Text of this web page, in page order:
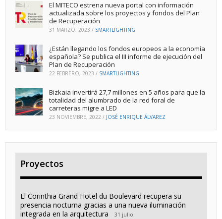
El MITECO estrena nueva portal con información
actualizada sobre los proyectos y fondos del Plan
de Recuperación
31 MARZO, 2023 / SMARTLIGHTING
¿Están llegando los fondos europeos a la economía
española? Se publica el III informe de ejecución del
Plan de Recuperación
22 FEBRERO, 2023 / SMARTLIGHTING
Bizkaia invertirá 27,7 millones en 5 años para que la
totalidad del alumbrado de la red foral de
carreteras migre a LED
23 NOVIEMBRE, 2022 / JOSÉ ENRIQUE ÁLVAREZ
Proyectos
El Corinthia Grand Hotel du Boulevard recupera su
presencia nocturna gracias a una nueva iluminación
integrada en la arquitectura
31 julio